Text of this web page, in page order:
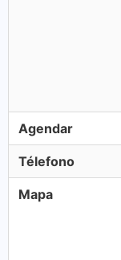
Agendar
Télefono
Mapa